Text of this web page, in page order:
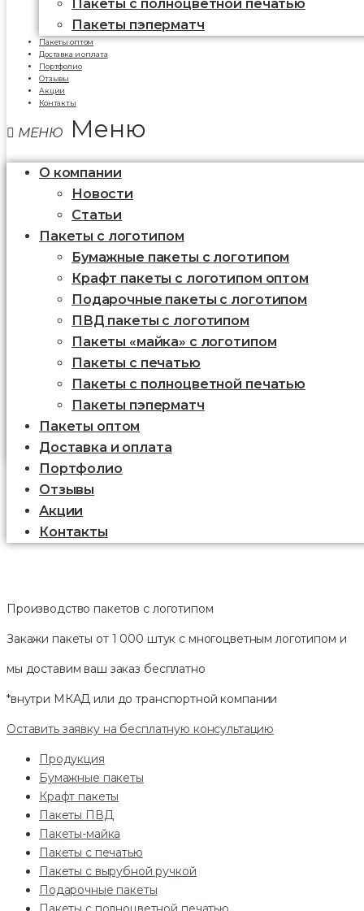
Пакеты с полноцветной печатью
Пакеты пэперматч
Пакеты оптом
Доставка и оплата
Портфолио
Отзывы
Акции
Контакты
Меню
О компании
Новости
Статьи
Пакеты с логотипом
Бумажные пакеты с логотипом
Крафт пакеты с логотипом оптом
Подарочные пакеты с логотипом
ПВД пакеты с логотипом
Пакеты «майка» с логотипом
Пакеты c печатью
Пакеты с полноцветной печатью
Пакеты пэперматч
Пакеты оптом
Доставка и оплата
Портфолио
Отзывы
Акции
Контакты
Производство пакетов с логотипом
Закажи пакеты от 1 000 штук с многоцветным логотипом и
мы доставим ваш заказ бесплатно
*внутри МКАД или до транспортной компании
Оставить заявку на бесплатную консультацию
Продукция
Бумажные пакеты
Крафт пакеты
Пакеты ПВД
Пакеты-майка
Пакеты с печатью
Пакеты с вырубной ручкой
Подарочные пакеты